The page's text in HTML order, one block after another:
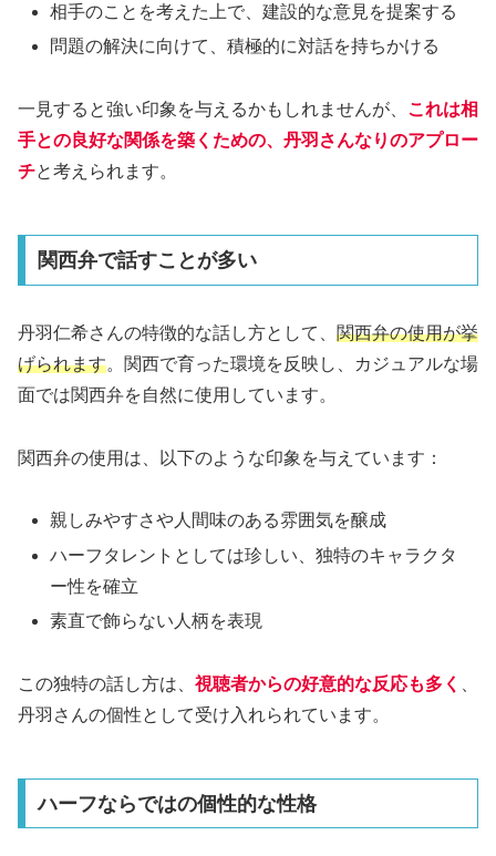
相手のことを考えた上で、建設的な意見を提案する
問題の解決に向けて、積極的に対話を持ちかける
一見すると強い印象を与えるかもしれませんが、 これは相
手との良好な関係を築くための、丹羽さんなりのアプロー
チと考えられます。
関西弁で話すことが多い
丹羽仁希さんの特徴的な話し方として、 関西弁の使用が挙
げられます。関西で育った環境を反映し、カジュアルな場
面では関西弁を自然に使用しています。
関西弁の使用は、以下のような印象を与えています：
親しみやすさや人間味のある雰囲気を醸成
ハーフタレントとしては珍しい、独特のキャラクタ
ー性を確立
素直で飾らない人柄を表現
この独特の話し方は、 視聴者からの好意的な反応も多く
丹羽さんの個性として受け入れられています。
ハーフならではの個性的な性格